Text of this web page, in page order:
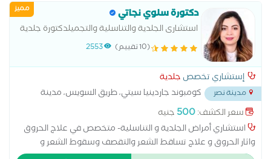
مميز دكتورة سلوي نجاتي
استشارى الجلدية والتناسلية والتجميلدكتورة جلدية
متخصص في امراض تناسلية، جلدية بالغين، تجميل
(10 تقييم) 2553
إستشاري تخصص جلدية
مدينة نصر
كومبوند جاردينيا سيتي، طريق السويس، مدينة
نصر...سعر الكشف:500 جنيه
استشاري أمراض الجلدية و التناسلية- متخصص في علاج الحروق
واثار الحروق و علاج تساقط الشعر والتقصف وسقوط الشعر و